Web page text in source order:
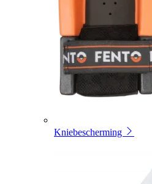
Kniebescherming